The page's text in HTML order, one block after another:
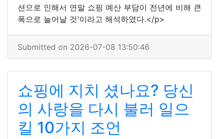
션으로 인해서 연말 쇼핑 예산 부담이 전년에 비해 큰
폭으로 늘어날 것'이라고 해석하였다.</p>
Submitted on 2026-07-08 13:50:46
쇼핑에 지치 셨나요? 당신
의 사랑을 다시 불러 일으
킬 10가지 조언